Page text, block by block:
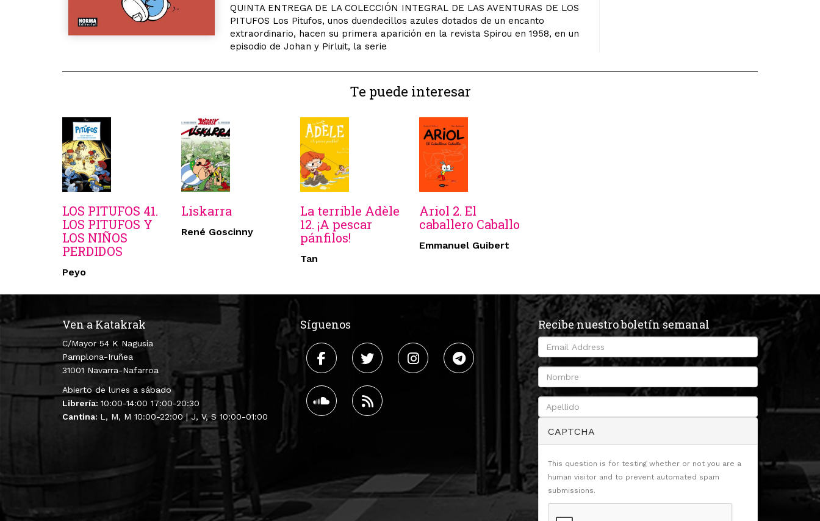
QUINTA ENTREGA DE LA COLECCIÓN INTEGRAL DE LAS AVENTURAS DE LOS
PITUFOS Los Pitufos, unos duendecillos azules dotados de un encanto
extraordinario, hacen su primera aparición en la revista Spirou en 1958, en un
episodio de Johan y Pirluit, la serie
Te puede interesar
LOS PITUFOS 41.
LOS PITUFOS Y
LOS NIÑOS
PERDIDOS
Peyo
Liskarra
René Goscinny
La terrible Adèle
12. ¡A pescar
pánfilos!
Tan
Ariol 2. El
caballero Caballo
Emmanuel Guibert
Ven a Katakrak
C/Mayor 54 K Nagusia
Pamplona-Iruñea
31001 Navarra-Nafarroa
Abierto de lunes a sábado
Librería: 10:00-14:00 17:00-20:30
Cantina: L, M, M 10:00-22:00 | J, V, S 10:00-01:00
Síguenos Recibe nuestro boletín semanal
CAPTCHA
This question is for testing whether or not you are a
human visitor and to prevent automated spam
submissions.